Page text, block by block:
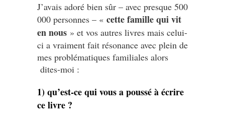
J’avais adoré bien sûr – avec presque 500
000 personnes – « cette famille qui vit
en nous » et vos autres livres mais celui-
ci a vraiment fait résonance avec plein de
mes problématiques familiales alors
dites-moi :
1) qu’est-ce qui vous a poussé à écrire
ce livre ?